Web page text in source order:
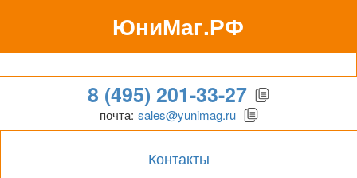
ЮниМаг.РФ
Гипермаркет для бизнеса
8 (495) 201-33-27
почта: sales@yunimag.ru
Контакты